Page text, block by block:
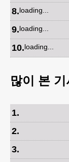
8.loading...
9.loading...
10.loading...
많이 본 기
1.
2.
3.